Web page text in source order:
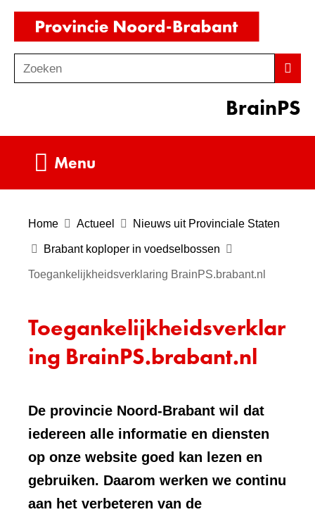
Ga
de
inhoud
o
Zoeken
BrainPS
Menu
Home Actueel Nieuws uit Provinciale Staten
Brabant koploper in voedselbossen
Toegankelijkheidsverklaring BrainPS.brabant.nl
Toegankelijkheidsverklar
ing BrainPS.brabant.nl
De provincie Noord-Brabant wil dat
iedereen alle informatie en diensten
op onze website goed kan lezen en
gebruiken. Daarom werken we continu
aan het verbeteren van de